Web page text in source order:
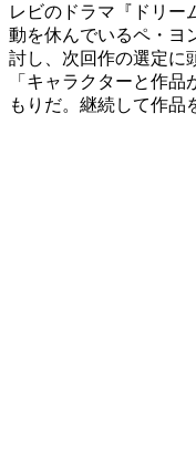
レビのドラマ『ドリー
動を休んでいるペ・ヨ
討し、次回作の選定に
「キャラクターと作
もりだ。継続して作品